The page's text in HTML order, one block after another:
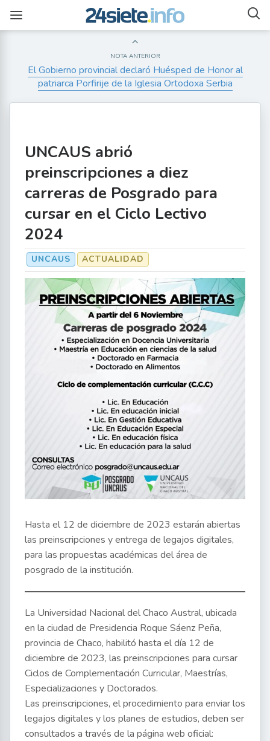
NOTA ANTERIOR
El Gobierno provincial declaró Huésped de Honor al
patriarca Porfirije de la Iglesia Ortodoxa Serbia
UNCAUS abrió
preinscripciones a diez
carreras de Posgrado para
cursar en el Ciclo Lectivo
2024
UNCAUS ACTUALIDAD
Hasta el 12 de diciembre de 2023 estarán abiertas
las preinscripciones y entrega de legajos digitales,
para las propuestas académicas del área de
posgrado de la institución.
La Universidad Nacional del Chaco Austral, ubicada
en la ciudad de Presidencia Roque Sáenz Peña,
provincia de Chaco, habilitó hasta el día 12 de
diciembre de 2023, las preinscripciones para cursar
Ciclos de Complementación Curricular, Maestrías,
Especializaciones y Doctorados.
Las preinscripciones, el procedimiento para enviar los
legajos digitales y los planes de estudios, deben ser
consultados a través de la página web oficial: